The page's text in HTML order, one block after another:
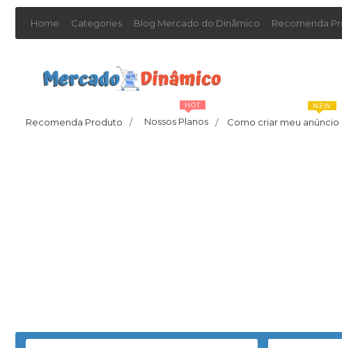
Home Categories Blog Mercado do Dinâmico Recomenda
Recomenda Produto / Nossos Planos /
HOT
Como criar meu anúncio
NEW